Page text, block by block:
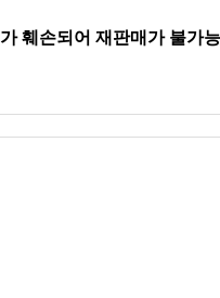
훼손되어 재판매가 불가